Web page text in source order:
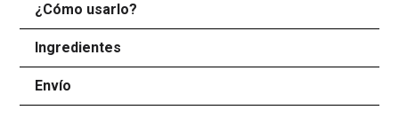
¿Cómo usarlo?
Ingredientes
Envío